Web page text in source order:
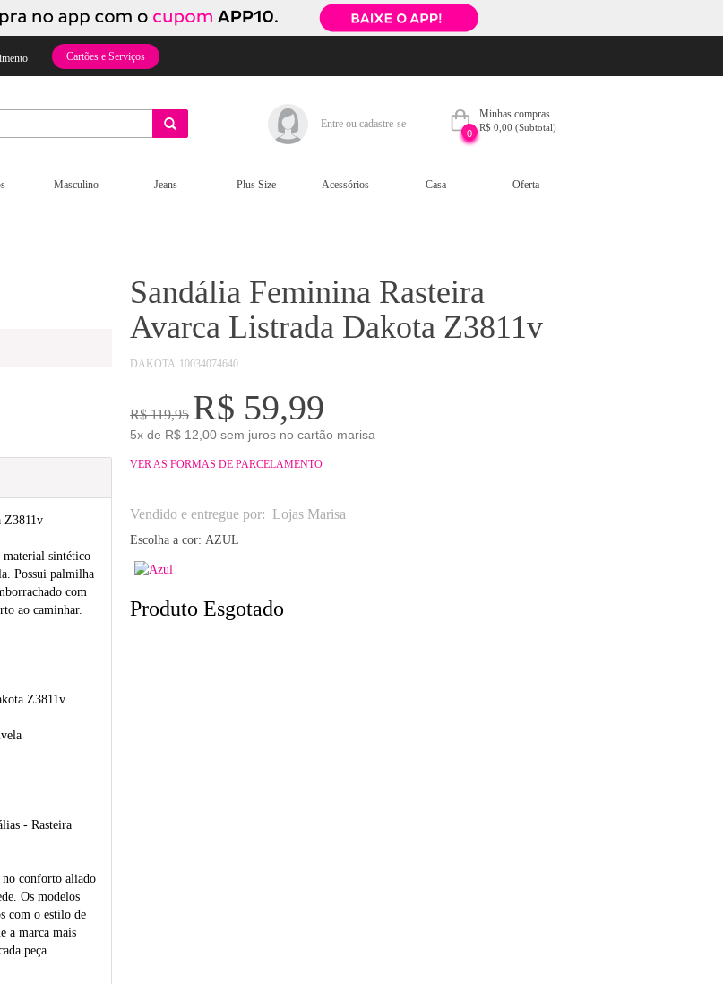
Cartões e Serviços
Entre ou cadastre-se
0
Minhas compras
R$ 0,00 (Subtotal)
Masculino Jeans Plus Size Acessórios Casa Oferta
Z3811v
material sintético
Possui palmilha
com
ao caminhar.
Z3811v
- Rasteira
no conforto aliado
Os modelos
com o estilo de
a marca mais
peça.
Sandália Feminina Rasteira
Avarca Listrada Dakota Z3811v
DAKOTA 10034074640
R$ 119,95 R$ 59,99
5x de R$ 12,00 sem juros no cartão marisa
VER AS FORMAS DE PARCELAMENTO
Vendido e entregue por: Lojas Marisa
Escolha a cor: AZUL
Produto Esgotado